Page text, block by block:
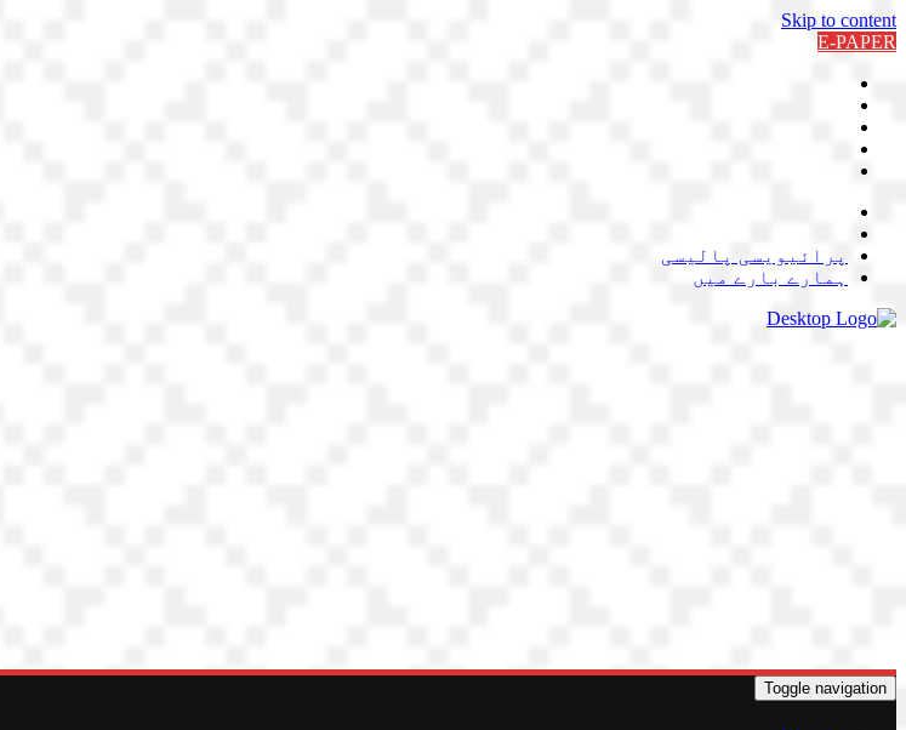
Skip to content
E-PAPER
پرائیویسی پالیسی
ہمارے بارے میں
Toggle navigation